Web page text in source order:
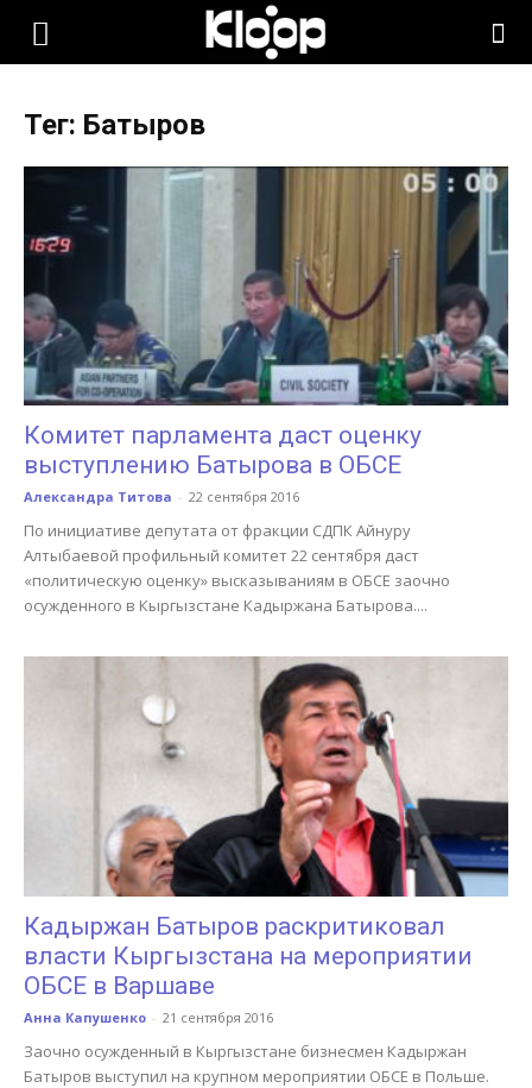
KLOOP.KG
Новости
Кыргызстана
Тег: Батыров
Комитет парламента даст оценку
выступлению Батырова в ОБСЕ
Александра Титова - 22 сентября 2016
По инициативе депутата от фракции СДПК Айнуру
Алтыбаевой профильный комитет 22 сентября даст
«политическую оценку» высказываниям в ОБСЕ заочно
осужденного в Кыргызстане Кадыржана Батырова....
Кадыржан Батыров раскритиковал
власти Кыргызстана на мероприятии
ОБСЕ в Варшаве
Анна Капушенко - 21 сентября 2016
Заочно осужденный в Кыргызстане бизнесмен Кадыржан
Батыров выступил на крупном мероприятии ОБСЕ в Польше.